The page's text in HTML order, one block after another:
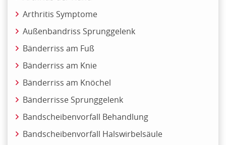
Arthritis Symptome
Außenbandriss Sprunggelenk
Bänderriss am Fuß
Bänderriss am Knie
Bänderriss am Knöchel
Bänderrisse Sprunggelenk
Bandscheibenvorfall Behandlung
Bandscheibenvorfall Halswirbelsäule